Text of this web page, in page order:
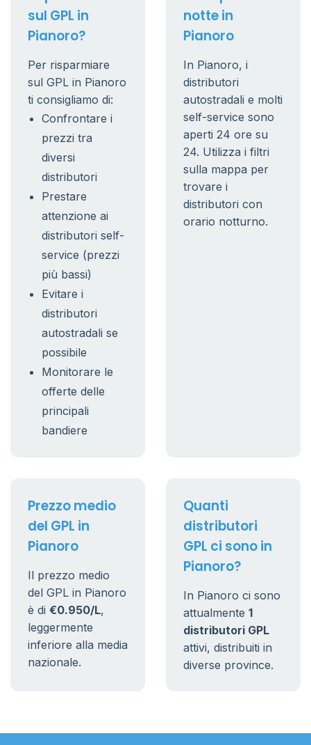
sul GPL in
Pianoro?
Per risparmiare
sul GPL in Pianoro
ti consigliamo di:
Confrontare i
prezzi tra
diversi
distributori
Prestare
attenzione ai
distributori self-
service (prezzi
più bassi)
Evitare i
distributori
autostradali se
possibile
Monitorare le
offerte delle
principali
bandiere
notte in
Pianoro
In Pianoro, i
distributori
autostradali e molti
self-service sono
aperti 24 ore su
24. Utilizza i filtri
sulla mappa per
trovare i
distributori con
orario notturno.
Prezzo medio
del GPL in
Pianoro
Il prezzo medio
del GPL in Pianoro
è di €0.950/L,
leggermente
inferiore alla media
nazionale.
Quanti
distributori
GPL ci sono in
Pianoro?
In Pianoro ci sono
attualmente 1
distributori GPL
attivi, distribuiti in
diverse province.